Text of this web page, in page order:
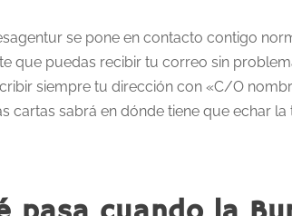
se pone en contacto contigo
que puedas recibir tu correo sin
siempre tu dirección con «C/O
cartas sabrá en dónde tiene que echar la